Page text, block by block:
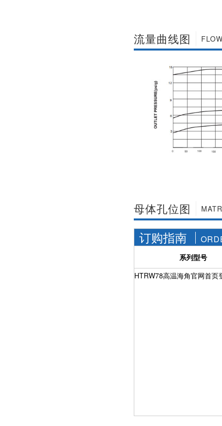
流量曲线图
母体孔位图
订购指南
系列型号
HTRW78高温海角官网首页